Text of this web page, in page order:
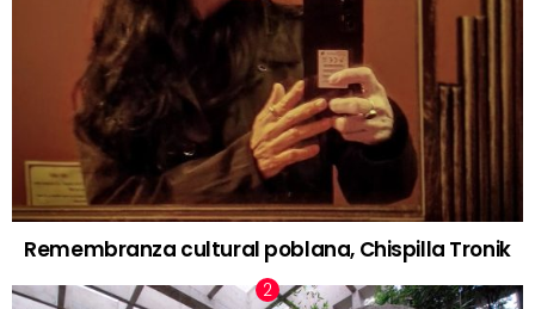
Remembranza cultural poblana, Chispilla Tronik